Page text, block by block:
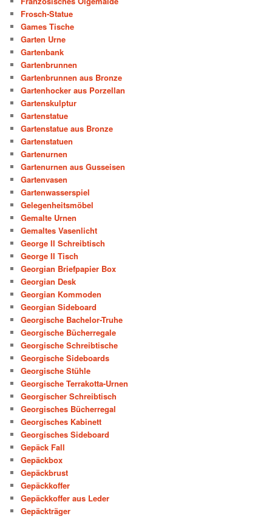
Frosch-Statue
Games Tische
Garten Urne
Gartenbank
Gartenbrunnen
Gartenbrunnen aus Bronze
Gartenhocker aus Porzellan
Gartenskulptur
Gartenstatue
Gartenstatue aus Bronze
Gartenstatuen
Gartenurnen
Gartenurnen aus Gusseisen
Gartenvasen
Gartenwasserspiel
Gelegenheitsmöbel
Gemalte Urnen
Gemaltes Vasenlicht
George II Schreibtisch
George II Tisch
Georgian Briefpapier Box
Georgian Desk
Georgian Kommoden
Georgian Sideboard
Georgische Bachelor-Truhe
Georgische Bücherregale
Georgische Schreibtische
Georgische Sideboards
Georgische Stühle
Georgische Terrakotta-Urnen
Georgischer Schreibtisch
Georgisches Bücherregal
Georgisches Kabinett
Georgisches Sideboard
Gepäck Fall
Gepäckbox
Gepäckbrust
Gepäckkoffer
Gepäckkoffer aus Leder
Gepäckträger